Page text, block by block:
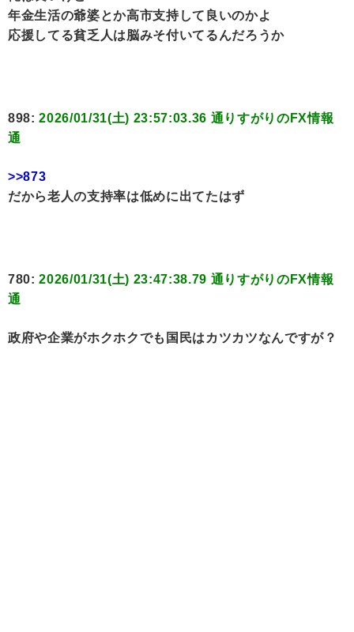
年金生活の爺婆とか高市支持して良いのかよ
応援してる貧乏人は脳みそ付いてるんだろうか
898:2026/01/31(土) 23:57:03.36 通りすがりのFX情報
通
>>873
だから老人の支持率は低めに出てたはず
780:2026/01/31(土) 23:47:38.79 通りすがりのFX情報
通
政府や企業がホクホクでも国民はカツカツなんですが？